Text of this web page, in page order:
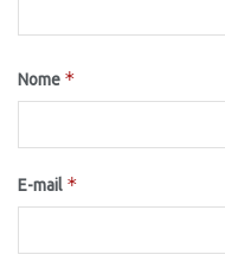
Nome *
E-mail *